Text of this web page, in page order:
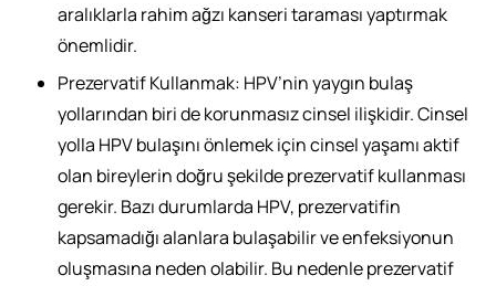
aralıklarla rahim ağzı kanseri taraması yaptırmak
önemlidir.
Prezervatif Kullanmak: HPV’nin yaygın bulaş
yollarından biri de korunmasız cinsel ilişkidir. Cinsel
yolla HPV bulaşını önlemek için cinsel yaşamı aktif
olan bireylerin doğru şekilde prezervatif kullanması
gerekir. Bazı durumlarda HPV, prezervatifin
kapsamadığı alanlara bulaşabilir ve enfeksiyonun
oluşmasına neden olabilir. Bu nedenle prezervatif